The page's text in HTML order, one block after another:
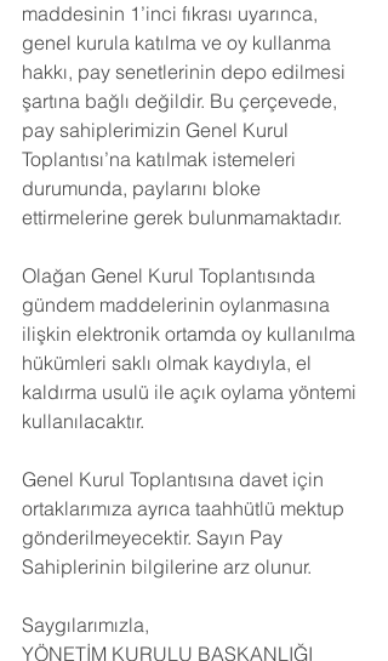
maddesinin 1’inci fıkrası uyarınca,
genel kurula katılma ve oy kullanma
hakkı, pay senetlerinin depo edilmesi
şartına bağlı değildir. Bu çerçevede,
pay sahiplerimizin Genel Kurul
Toplantısı’na katılmak istemeleri
durumunda, paylarını bloke
ettirmelerine gerek bulunmamaktadır.
Olağan Genel Kurul Toplantısında
gündem maddelerinin oylanmasına
ilişkin elektronik ortamda oy kullanılma
hükümleri saklı olmak kaydıyla, el
kaldırma usulü ile açık oylama yöntemi
kullanılacaktır.
Genel Kurul Toplantısına davet için
ortaklarımıza ayrıca taahhütlü mektup
gönderilmeyecektir. Sayın Pay
Sahiplerinin bilgilerine arz olunur.
Saygılarımızla,
YÖNETİM KURULU BAŞKANLIĞI